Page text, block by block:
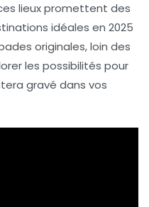
lieux promettent des
idéales en 2025
originales, loin des
les possibilités pour
gravé dans vos